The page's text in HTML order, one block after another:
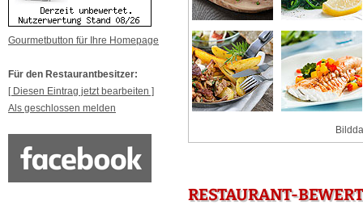
Gourmetbutton für Ihre Homepage
Für den Restaurantbesitzer:
[ Diesen Eintrag jetzt bearbeiten ]
Als geschlossen melden
RESTAURANT-